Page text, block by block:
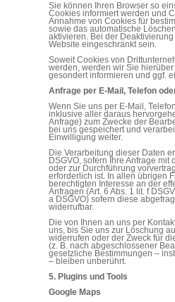
Sie können Ihren Browser so
Cookies informiert werden und
Annahme von Cookies für
sowie das automatische
aktivieren. Bei der
Website eingeschränkt sein.
Soweit Cookies von
werden, werden wir Sie
gesondert informieren und ggf.
Anfrage per E-Mail, Telefon
Wenn Sie uns per E-Mail,
inklusive aller daraus
Anfrage) zum Zwecke der
bei uns gespeichert und
Einwilligung weiter.
Die Verarbeitung dieser Daten
DSGVO, sofern Ihre Anfrage
oder zur Durchführung
erforderlich ist. In allen übrigen
berechtigten Interesse an der
Anfragen (Art. 6 Abs. 1 lit. f
a DSGVO) sofern diese
widerrufbar.
Die von Ihnen an uns per
uns, bis Sie uns zur Löschung
widerrufen oder der Zweck für
(z. B. nach abgeschlossener
gesetzliche Bestimmungen –
– bleiben unberührt.
5. Plugins und Tools
Google Maps